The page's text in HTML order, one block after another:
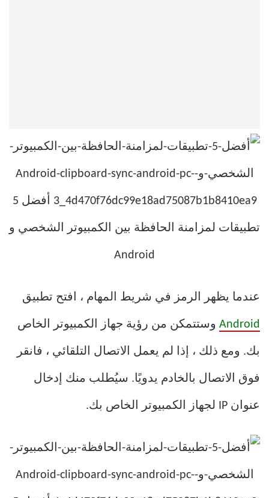
عندما يظهر الرمز في شريط المهام ، افتح تطبيق
Android وستتمكن من رؤية جهاز الكمبيوتر الخاص
بك. ومع ذلك ، إذا لم يعمل الاتصال التلقائي ، فانقر
فوق الاتصال بالخادم يدويًا. سيُطلب منك إدخال
عنوان IP لجهاز الكمبيوتر الخاص بك.